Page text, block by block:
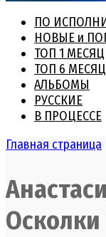
ПО
НОВЫЕ и
ТОП 1 МЕСЯЦ
ТОП 6
АЛЬБОМЫ
РУССКИЕ
В ПРОЦЕССЕ
Главная страница
Осколки